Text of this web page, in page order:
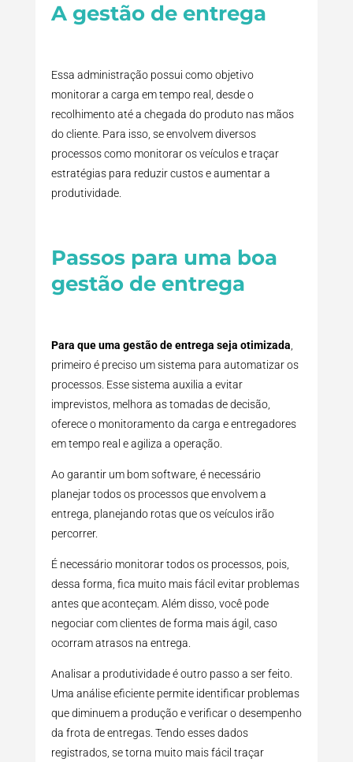
A gestão de entrega
Essa administração possui como objetivo
monitorar a carga em tempo real, desde o
recolhimento até a chegada do produto nas mãos
do cliente. Para isso, se envolvem diversos
processos como monitorar os veículos e traçar
estratégias para reduzir custos e aumentar a
produtividade.
Passos para uma boa
gestão de entrega
Para que uma gestão de entrega seja otimizada,
primeiro é preciso um sistema para automatizar os
processos. Esse sistema auxilia a evitar
imprevistos, melhora as tomadas de decisão,
oferece o monitoramento da carga e entregadores
em tempo real e agiliza a operação.
Ao garantir um bom software, é necessário
planejar todos os processos que envolvem a
entrega, planejando rotas que os veículos irão
percorrer.
É necessário monitorar todos os processos, pois,
dessa forma, fica muito mais fácil evitar problemas
antes que aconteçam. Além disso, você pode
negociar com clientes de forma mais ágil, caso
ocorram atrasos na entrega.
Analisar a produtividade é outro passo a ser feito.
Uma análise eficiente permite identificar problemas
que diminuem a produção e verificar o desempenho
da frota de entregas. Tendo esses dados
registrados, se torna muito mais fácil traçar